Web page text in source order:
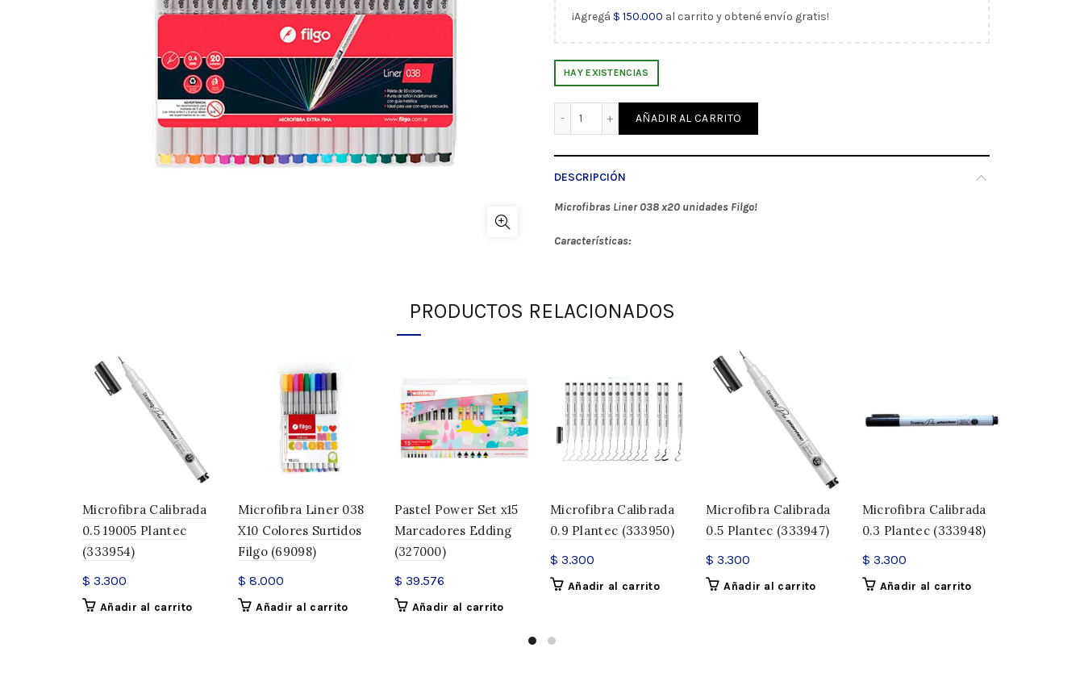
¡Agregá $ 150.000 al carrito y obtené envío gratis!
HAY EXISTENCIAS
Microfibras Liner 038 x20 Colores Filgo (301514)f cantidad
AÑADIR AL CARRITO
DESCRIPCIÓN
Microfibras Liner 038 x20 unidades Filgo!
Características:
. Ideal para usar con reglas y escuadras y también para dibujar y dejar volar
. Disponible en 20 colores
INFORMACIÓN ADICIONAL
SKU:301514
Compartir
PRODUCTOS RELACIONADOS
Microfibra Calibrada
0.5 19005 Plantec
(333954)
$ 3.300
Añadir al carrito
Microfibra Liner 038
X10 Colores Surtidos
Filgo (69098)
$ 8.000
Añadir al carrito
Pastel Power Set x15
Marcadores Edding
(327000)
$ 39.576
Añadir al carrito
Microfibra Calibrada
0.9 Plantec (333950)
$ 3.300
Añadir al carrito
Microfibra Calibrada
0.5 Plantec (333947)
$ 3.300
Añadir al carrito
Microfibra Calibrada
0.3 Plantec (333948)
$ 3.300
Añadir al carrito